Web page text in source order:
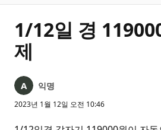
1/12일 경
제
익명
2023년 1월 12일 오전 10:46